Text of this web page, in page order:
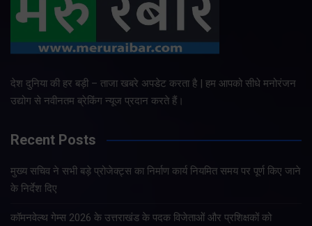
देश दुनिया की हर बड़ी – ताजा खबरे अपडेट करता है | हम आपको सीधे मनोरंजन
उद्योग से नवीनतम ब्रेकिंग न्यूज प्रदान करते हैं।
Recent Posts
मुख्य सचिव ने सभी बड़े प्रोजेक्ट्स का निर्माण कार्य नियमित समय पर पूर्ण किए जाने
के निर्देश दिए
कॉमनवेल्थ गेम्स 2026 के उत्तराखंड के पदक विजेताओं और प्रशिक्षकों को